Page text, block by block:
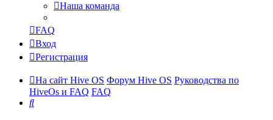
Наша команда
FAQ
Вход
Регистрация
На сайт Hive OS Форум Hive OS Руководства по
HiveOs и FAQ FAQ
Поиск